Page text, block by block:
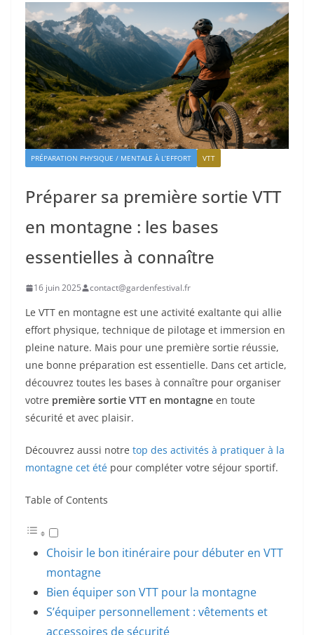
PRÉPARATION PHYSIQUE / MENTALE À L’EFFORT VTT
Préparer sa première sortie VTT
en montagne : les bases
essentielles à connaître
16 juin 2025 contact@gardenfestival.fr
Le VTT en montagne est une activité exaltante qui allie
effort physique, technique de pilotage et immersion en
pleine nature. Mais pour une première sortie réussie,
une bonne préparation est essentielle. Dans cet article,
découvrez toutes les bases à connaître pour organiser
votre première sortie VTT en montagne en toute
sécurité et avec plaisir.
Découvrez aussi notre top des activités à pratiquer à la
montagne cet été pour compléter votre séjour sportif.
Table of Contents
Choisir le bon itinéraire pour débuter en VTT
montagne
Bien équiper son VTT pour la montagne
S’équiper personnellement : vêtements et
accessoires de sécurité